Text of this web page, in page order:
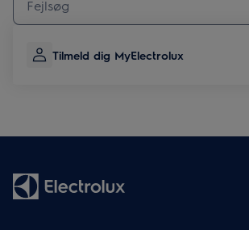
Tilmeld dig MyElectrolux